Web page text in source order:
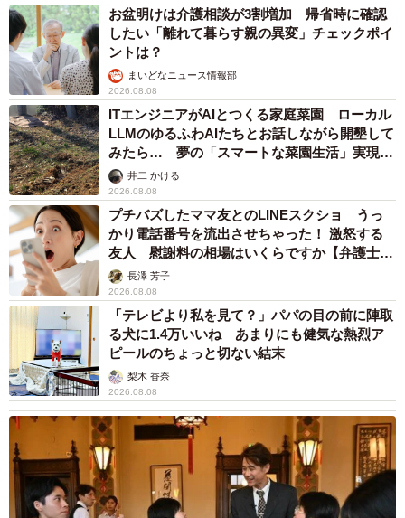
お盆明けは介護相談が3割増加 帰省時に確認
したい「離れて暮らす親の異変」チェックポイ
ントは？
まいどなニュース情報部
2026.08.08
ITエンジニアがAIとつくる家庭菜園 ローカル
LLMのゆるふわAIたちとお話しながら開墾して
みたら… 夢の「スマートな菜園生活」実現な
るか井二 かける
2026.08.08
プチバズしたママ友とのLINEスクショ うっ
かり電話番号を流出させちゃった！ 激怒する
友人 慰謝料の相場はいくらですか【弁護士が
解説】長澤 芳子
2026.08.08
「テレビより私を見て？」パパの目の前に陣取
る犬に1.4万いいね あまりにも健気な熱烈ア
ピールのちょっと切ない結末
梨木 香奈
2026.08.08